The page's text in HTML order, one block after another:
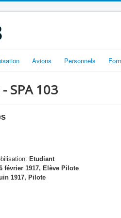
Avions Personnels
SPA 103
Etudiant
février 1917, Elève Pilote
1917, Pilote